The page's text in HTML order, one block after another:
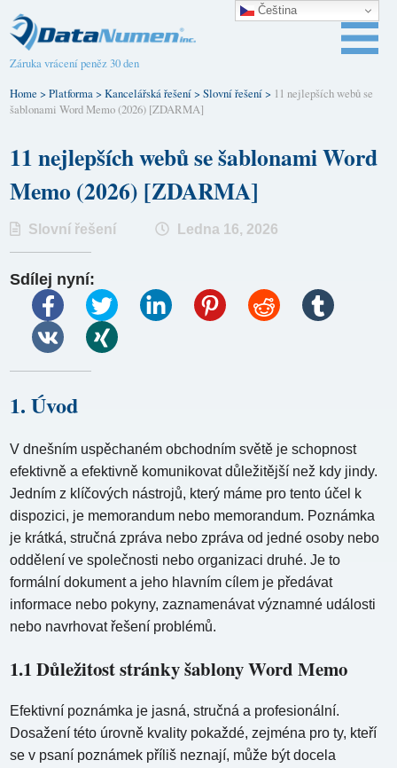
Záruka vrácení peněz 30 den
Home >Platforma>Kancelářská řešení>Slovní řešení> 11 nejlepších webů se
šablonami Word Memo (2026) [ZDARMA]
11 nejlepších webů se šablonami Word
Memo (2026) [ZDARMA]
Slovní řešení Ledna 16, 2026
Sdílej nyní:
1. Úvod
V dnešním uspěchaném obchodním světě je schopnost
efektivně a efektivně komunikovat důležitější než kdy jindy.
Jedním z klíčových nástrojů, který máme pro tento účel k
dispozici, je memorandum nebo memorandum. Poznámka
je krátká, stručná zpráva nebo zpráva od jedné osoby nebo
oddělení ve společnosti nebo organizaci druhé. Je to
formální dokument a jeho hlavním cílem je předávat
informace nebo pokyny, zaznamenávat významné události
nebo navrhovat řešení problémů.
1.1 Důležitost stránky šablony Word Memo
Efektivní poznámka je jasná, stručná a profesionální.
Dosažení této úrovně kvality pokaždé, zejména pro ty, kteří
se v psaní poznámek příliš neznají, může být docela
Čeština‎